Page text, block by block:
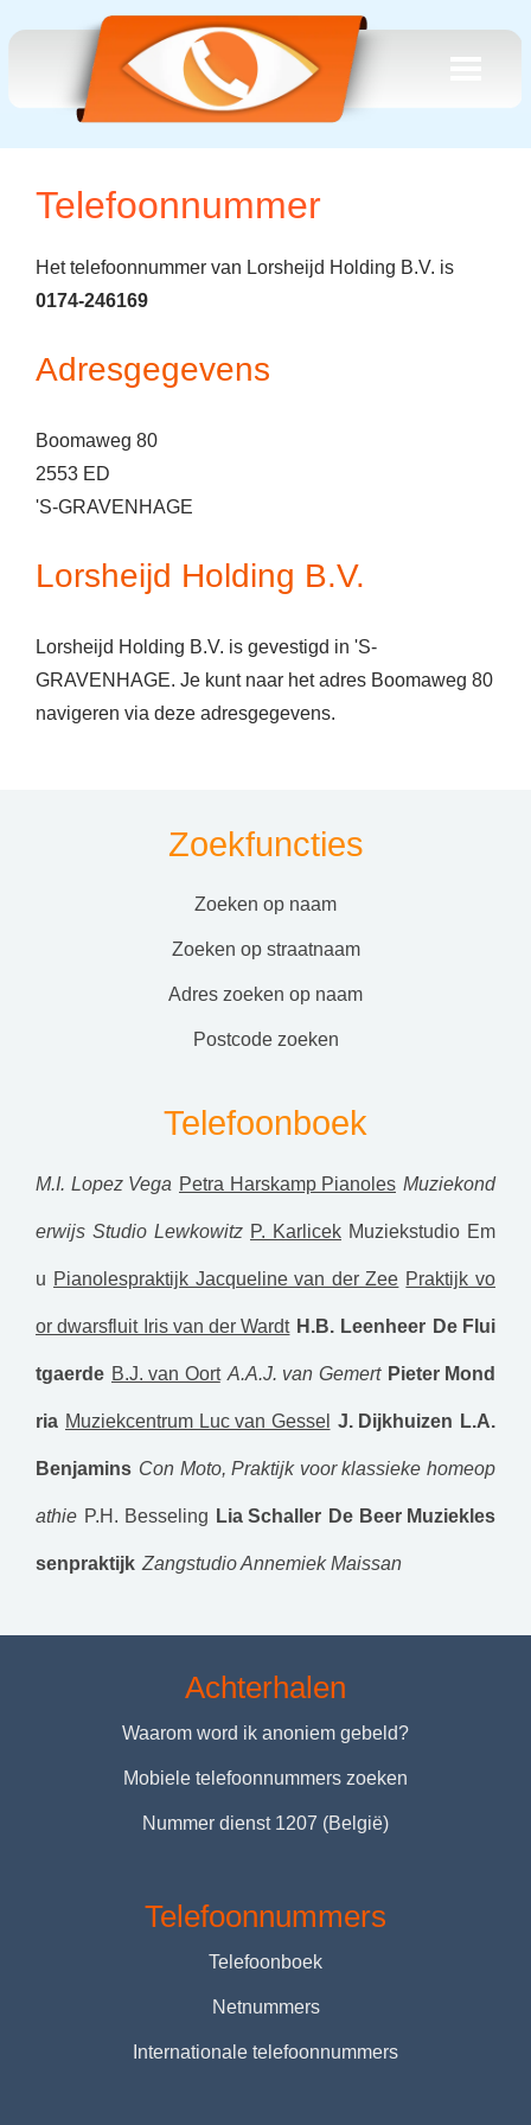
Telefoonnummer
Het telefoonnummer van Lorsheijd Holding B.V. is
0174-246169
Adresgegevens
Boomaweg 80
2553 ED
'S-GRAVENHAGE
Lorsheijd Holding B.V.
Lorsheijd Holding B.V. is gevestigd in 'S-
GRAVENHAGE. Je kunt naar het adres Boomaweg 80
navigeren via deze adresgegevens.
Zoekfuncties
zoeken op naam
zoeken op straatnaam
adres zoeken op naam
postcode zoeken
Telefoonboek
M.I. Lopez Vega Petra Harskamp Pianoles Muziekond
erwijs Studio Lewkowitz P. Karlicek Muziekstudio Em
u Pianolespraktijk Jacqueline van der Zee Praktijk vo
or dwarsfluit Iris van der Wardt H.B. Leenheer De Flui
tgaerde B.J. van Oort A.A.J. van Gemert Pieter Mond
ria Muziekcentrum Luc van Gessel J. Dijkhuizen L.A.
Benjamins Con Moto, Praktijk voor klassieke homeop
athie P.H. Besseling Lia Schaller De Beer Muziekles
senpraktijk Zangstudio Annemiek Maissan
Achterhalen
Waarom word ik anoniem gebeld?
Mobiele telefoonnummers zoeken
Nummer dienst 1207 (België)
Telefoonnummers
Telefoonboek
Netnummers
Internationale telefoonnummers